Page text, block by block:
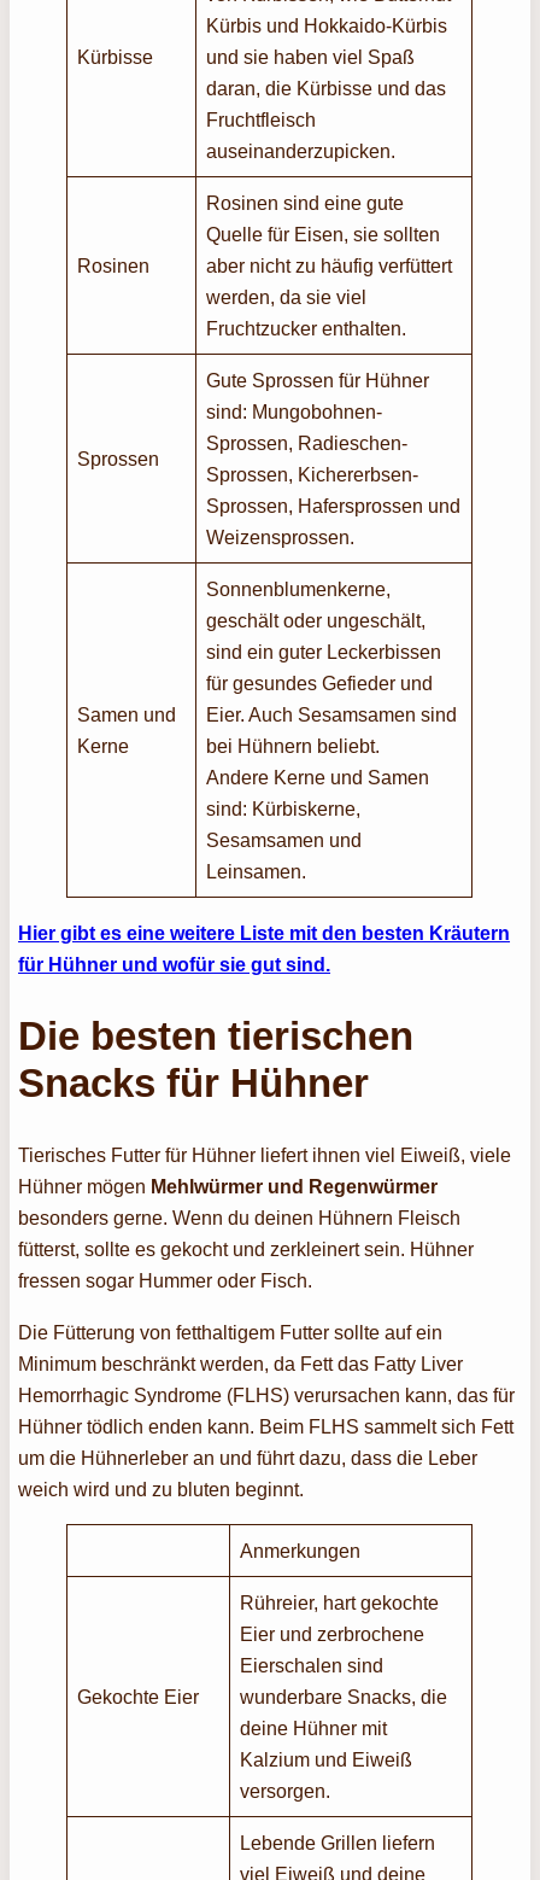
Kürbisse
Kürbis und Hokkaido-Kürbis
und sie haben viel Spaß
daran, die Kürbisse und das
Fruchtfleisch
auseinanderzupicken.
Rosinen
Rosinen sind eine gute
Quelle für Eisen, sie sollten
aber nicht zu häufig verfüttert
werden, da sie viel
Fruchtzucker enthalten.
Sprossen
Gute Sprossen für Hühner
sind: Mungobohnen-
Sprossen, Radieschen-
Sprossen, Kichererbsen-
Sprossen, Hafersprossen und
Weizensprossen.
Samen und
Kerne
Sonnenblumenkerne,
geschält oder ungeschält,
sind ein guter Leckerbissen
für gesundes Gefieder und
Eier. Auch Sesamsamen sind
bei Hühnern beliebt.
Andere Kerne und Samen
sind: Kürbiskerne,
Sesamsamen und
Leinsamen.
Hier gibt es eine weitere Liste mit den besten Kräutern
für Hühner und wofür sie gut sind.
Die besten tierischen
Snacks für Hühner
Tierisches Futter für Hühner liefert ihnen viel Eiweiß, viele
Hühner mögen Mehlwürmer und Regenwürmer
besonders gerne. Wenn du deinen Hühnern Fleisch
fütterst, sollte es gekocht und zerkleinert sein. Hühner
fressen sogar Hummer oder Fisch.
Die Fütterung von fetthaltigem Futter sollte auf ein
Minimum beschränkt werden, da Fett das Fatty Liver
Hemorrhagic Syndrome (FLHS) verursachen kann, das für
Hühner tödlich enden kann. Beim FLHS sammelt sich Fett
um die Hühnerleber an und führt dazu, dass die Leber
weich wird und zu bluten beginnt.
Anmerkungen
Gekochte Eier
Rühreier, hart gekochte
Eier und zerbrochene
Eierschalen sind
wunderbare Snacks, die
deine Hühner mit
Kalzium und Eiweiß
versorgen.
Lebende Grillen liefern
viel Eiweiß und deine